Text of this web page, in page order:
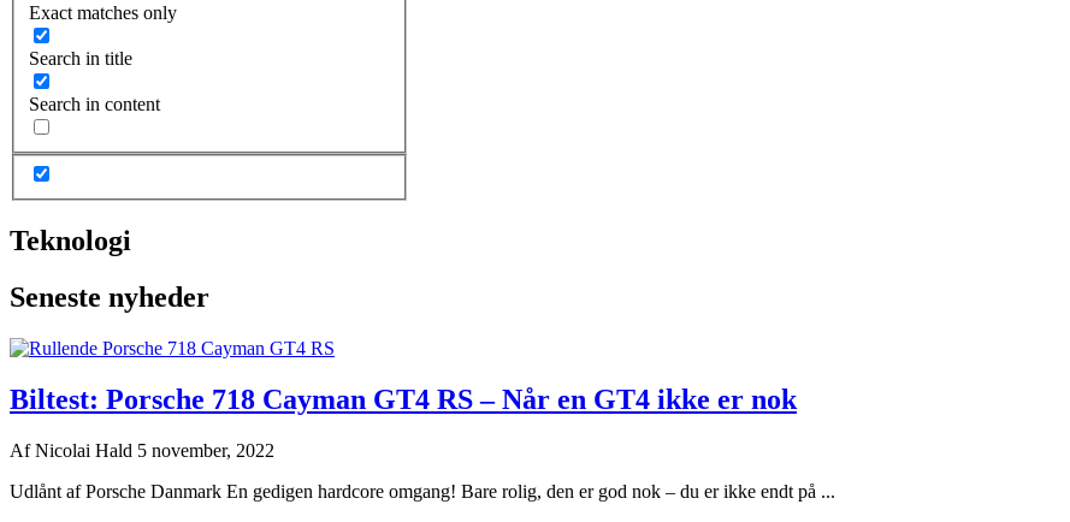
Exact matches only
Search in title
Search in content
Teknologi
Seneste nyheder
Biltest: Porsche 718 Cayman GT4 RS – Når en GT4 ikke er nok
AfNicolai Hald 5 november, 2022
Udlånt af Porsche Danmark En gedigen hardcore omgang! Bare rolig, den er god nok – du er ikke endt på ...